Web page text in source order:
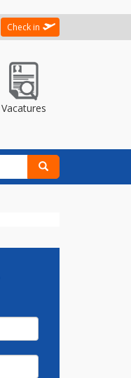
Check in
Vacatures